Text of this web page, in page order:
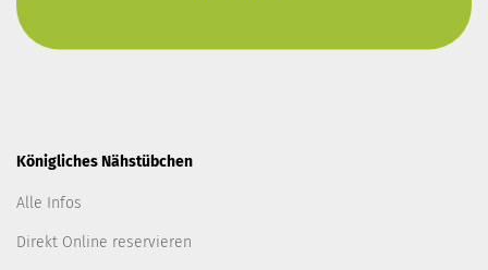
Königliches Nähstübchen
Alle Infos
Direkt Online reservieren